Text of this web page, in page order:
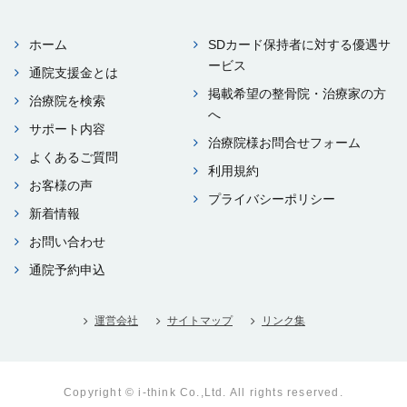
ホーム
通院⽀援⾦とは
治療院を検索
サポート内容
よくあるご質問
お客様の声
新着情報
お問い合わせ
通院予約申込
SDカード保持者に対する優遇サ
ービス
掲載希望の整⾻院・治療家の⽅
へ
治療院様お問合せフォーム
利⽤規約
プライバシーポリシー
運営会社 サイトマップ リンク集
Copyright © i-think Co.,Ltd. All rights reserved.